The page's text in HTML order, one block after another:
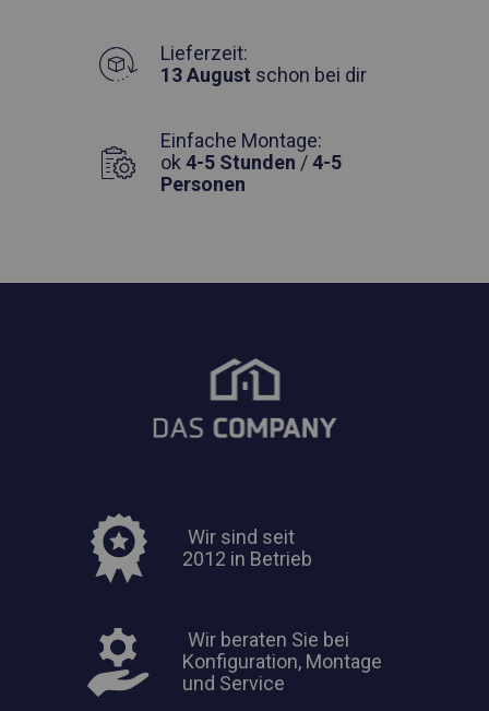
Lieferzeit:
13 August schon bei dir
Einfache Montage:
ok 4-5 Stunden /4-5
Personen
Wir sind seit
2012 in Betrieb
Wir beraten Sie bei
Konfiguration, Montage
und Service